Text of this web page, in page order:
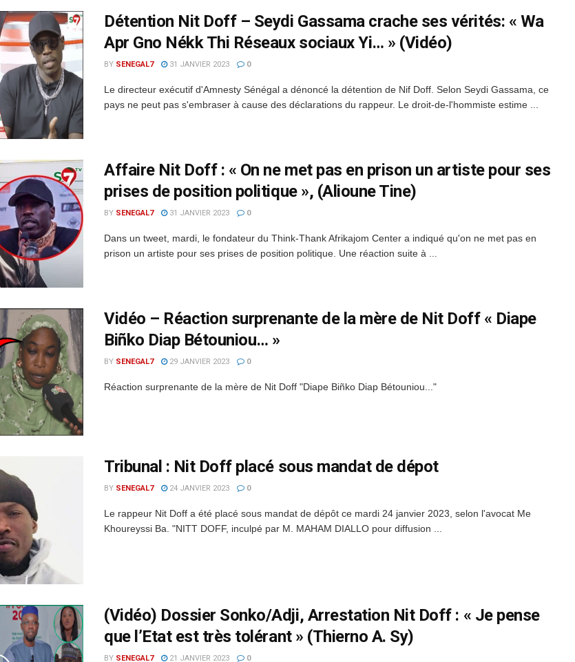
Détention Nit Doff – Seydi Gassama crache ses vérités: « Wa
Apr Gno Nékk Thi Réseaux sociaux Yi… » (Vidéo)
BY SENEGAL7 31 JANVIER 2023 0
Le directeur exécutif d'Amnesty Sénégal a dénoncé la détention de Nif Doff. Selon Seydi Gassama, ce
pays ne peut pas s'embraser à cause des déclarations du rappeur. Le droit-de-l'hommiste estime ...
Affaire Nit Doff : « On ne met pas en prison un artiste pour ses
prises de position politique », (Alioune Tine)
BY SENEGAL7 31 JANVIER 2023 0
Dans un tweet, mardi, le fondateur du Think-Thank Afrikajom Center a indiqué qu'on ne met pas en
prison un artiste pour ses prises de position politique. Une réaction suite à ...
Vidéo – Réaction surprenante de la mère de Nit Doff « Diape
Biñko Diap Bétouniou… »
BY SENEGAL7 29 JANVIER 2023 0
Réaction surprenante de la mère de Nit Doff "Diape Biñko Diap Bétouniou..."
Tribunal : Nit Doff placé sous mandat de dépot
BY SENEGAL7 24 JANVIER 2023 0
Le rappeur Nit Doff a été placé sous mandat de dépôt ce mardi 24 janvier 2023, selon l'avocat Me
Khoureyssi Ba. "NITT DOFF, inculpé par M. MAHAM DIALLO pour diffusion ...
(Vidéo) Dossier Sonko/Adji, Arrestation Nit Doff : « Je pense
que l’Etat est très tolérant » (Thierno A. Sy)
BY SENEGAL7 21 JANVIER 2023 0